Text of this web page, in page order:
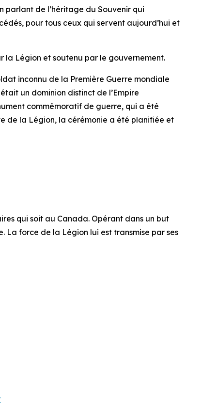
parlant de l’héritage du Souvenir qui
pour tous ceux qui servent aujourd’hui et
la Légion et soutenu par le gouvernement.
inconnu de la Première Guerre mondiale
un dominion distinct de l’Empire
commémoratif de guerre, qui a été
de la Légion, la cérémonie a été planifiée et
qui soit au Canada. Opérant dans un but
La force de la Légion lui est transmise par ses